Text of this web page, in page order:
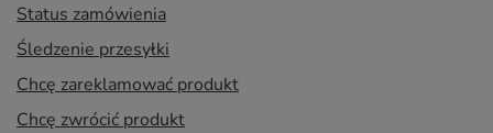
Status zamówienia
Śledzenie przesyłki
Chcę zareklamować produkt
Chcę zwrócić produkt